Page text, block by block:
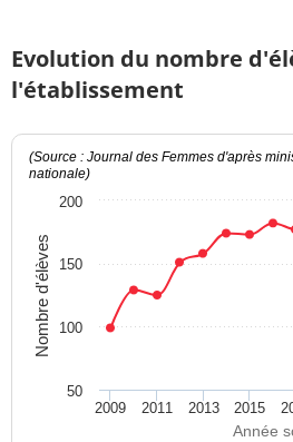
Evolution du nombre
l'établissement
Année
Nombre d'élèves
(Source : Journal des Femmes d'après
nationale)
2009 2011 2013 2015
50
100
150
200